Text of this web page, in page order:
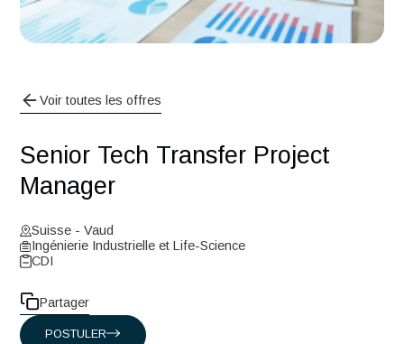
Voir toutes les offres
Manager
Suisse - Vaud
Ingénierie Industrielle et Life-Science
CDI